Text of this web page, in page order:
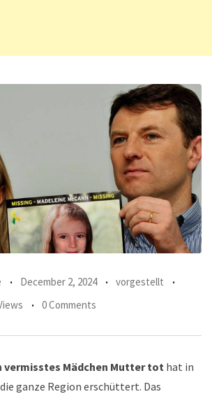
December 2, 2024
vorgestellt
0 Comments
vermisstes Mädchen Mutter tot hat in
ganze Region erschüttert. Das